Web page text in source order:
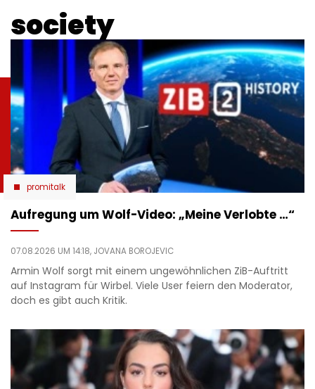
society
promitalk
Aufregung um Wolf-Video: „Meine Verlobte …“
07.08.2026 UM 14:18, JOVANA BOROJEVIC
Armin Wolf sorgt mit einem ungewöhnlichen ZiB-Auftritt
auf Instagram für Wirbel. Viele User feiern den Moderator,
doch es gibt auch Kritik.